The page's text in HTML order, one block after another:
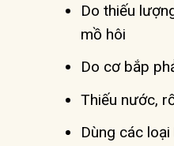
Do thiếu
mồ hôi
Do cơ bắp
Thiếu nước,
Dùng các